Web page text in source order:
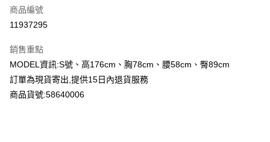
超商取貨付款
Apple Pay
Google Pay
商品編號
11937295
銷售重點
MODEL資訊:S號、高176cm、胸78cm、腰58cm、臀89cm
訂單為現貨寄出,提供15日內退貨服務
商品貨號:58640006